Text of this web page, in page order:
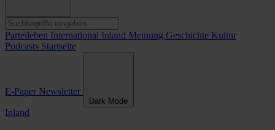
Parteileben International Inland Meinung Geschichte Kultur
Podcasts Startseite
E-Paper Newsletter
Dark Mode
Inland